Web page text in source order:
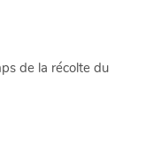
de la récolte du